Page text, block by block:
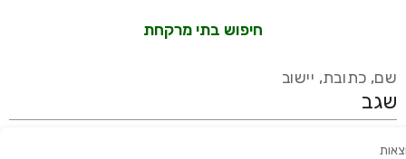
חיפוש בתי מרקחת
שם, כתובת, יישוב